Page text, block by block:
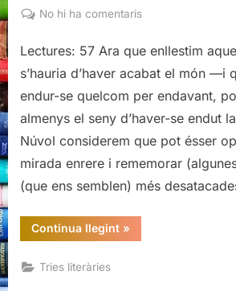
on
No hi ha comentarisa
personal:
els
del
2012
Lectures: 57 Ara que enllestim
s’hauria d’haver acabat el món —i
endur-se quelcom per endavant,
almenys el seny d’haver-se endut
Núvol considerem que pot ésser
mirada enrere i rememorar
(que ens semblen) més
Continua llegint“Tria
personal:
»
Tries literàries